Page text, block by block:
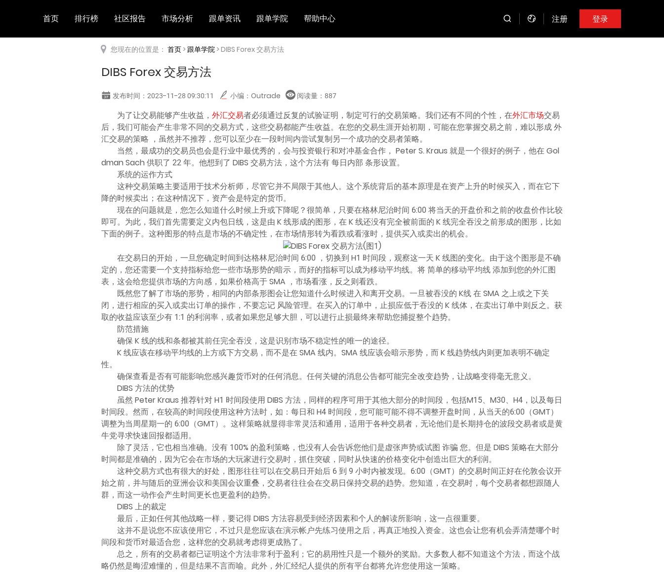
首页 排行榜 社区报告 市场分析 跟单资讯 跟单学院 帮助中心 注册 登录
您现在的位置是： 首页>跟单学院> DIBS Forex 交易方法
DIBS Forex 交易方法
发布时间：2023-11-28 09:30:11 小编：Outrade 阅读量： 887
为了让交易能够产生收益， 外汇交易者必须通过反复的试验证明，制定可行的交易策略。我们还有不同的个性，在外汇市场交易
后，我们可能会产生非常不同的交易方式，这些交易都能产生收益。在您的交易生涯开始初期，可能在您掌握交易之前，难以形成 外
汇交易的策略 ，虽然并不推荐，您可以至少在一段时间内尝试复制另一个成功的交易者策略。
当然，最成功的交易员也会是行业中最优秀的，会与投资银行和对冲基金合作， Peter S. Kraus 就是一个很好的例子，他在 Gol
dman Sach 供职了 22 年。他想到了 DIBS 交易方法，这个方法有 每日内部 条形设置。
系统的运作方式
这种交易策略主要适用于技术分析师，尽管它并不局限于其他人。这个系统背后的基本原理是在资产上升的时候买入，而在它下
降的时候卖出；在这种情况下，资产会是特定的货币。
现在的问题就是，您怎么知道什么时候上升或下降呢？很简单，只要在格林尼治时间 6:00 将当天的开盘价和之前的收盘价作比较
即可。为此，我们首先需要定义内包日线，这是由 K 线形成的图形，在 K 线还没有完全被前面的 K 线完全吞没之前形成的图形，比如
下面的例子。这种图形的特点是市场的不确定性，在市场情形转为看跌或看涨时，提供买入或卖出的机会。
在交易日的开始，一旦您确定时间到达格林尼治时间 6:00 ，切换到 H1 时间段，观察这一天 K 线图的变化。由于这个图形是不确
定的，您还需要一个支持指标给您一些市场形势的暗示，而好的指标可以成为移动平均线。将 简单的移动平均线 添加到您的外汇图
表，这会给您提供市场的方向感，如果价格高于 SMA ，市场看涨，反之则看跌。
既然您了解了市场的形势，相同的内部条形图会让您知道什么时候进入和离开交易。一旦被吞没的 K线 在 SMA 之上或之下关
闭，进行相应的买入或卖出订单的操作，不要忘记 风险管理。在买入的订单中，止损应低于吞没的 K 线体，在卖出订单中则反之。获
取的收益应该至少有 1:1 的利润率，或者如果您足够大胆，可以进行止损最终来帮助您捕捉整个趋势。
防范措施
确保 K 线的线和条都被其前任完全吞没，这是识别市场不稳定性的唯一的途径。
K 线应该在移动平均线的上方或下方交易，而不是在 SMA 线内。SMA 线应该会暗示形势，而 K 线趋势线内则更加表明不确定
性。
确保查看是否有可能影响您感兴趣货币对的任何消息。任何关键的消息公告都可能完全改变趋势，让战略变得毫无意义。
DIBS 方法的优势
虽然 Peter Kraus 推荐针对 H1 时间段使用 DIBS 方法，同样的程序可用于其他大部分的时间段，包括M15、M30、H4，以及每日
时间段。然而，在较高的时间段使用这种方法时，如：每日和 H4 时间段，您可能可能不得不调整开盘时间，从当天的6:00（GMT）
调整为当周星期一的 6:00（GMT）。这样策略就显得非常灵活和通用，适用于各种交易者，无论他们是长期持仓的波段交易者或是黄
牛党寻求快速回报都适用。
除了灵活，它也相当准确。没有 100% 的盈利策略，也没有人会告诉您他们是虚张声势或试图 诈骗 您。但是 DIBS 策略在大部分
时间都是准确的，因为它会在市场的大玩家进行交易时，抓住突破，同时从快速的价格变化中创造出巨大的利润。
这种交易方式也有很大的好处，图形往往可以在交易日开始后 6 到 9 小时内被发现。6:00（GMT）的交易时间正好在伦敦会议开
始之前，并与随后的亚洲会议和美国会议重叠，交易者往往会在交易日保持交易的趋势。您知道，在交易时，每个交易者都想跟随人
群，而这一动作会产生时间更长也更盈利的趋势。
DIBS 上的裁定
最后，正如任何其他战略一样，要记得 DIBS 方法容易受到经济因素和个人的解读所影响，这一点很重要。
这并不是说您不应该使用它，不过只是您应该在演示帐户先练习使用之后，再真正地投入资金。这也会让您有机会弄清楚哪个时
间段和货币对最适合您，这样您的交易就考虑得更成熟了。
总之，所有的交易者都已证明这个方法非常利于盈利；它的易用性只是一个额外的奖励。大多数人都不知道这个方法，而这个战
略仍然是晦涩难懂的，但是结果不言而喻。此外，外汇经纪人提供的所有平台都将允许您使用这一策略。